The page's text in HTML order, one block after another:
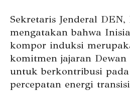
Sekretaris Jenderal DEN,
mengatakan bahwa
kompor induksi
komitmen jajaran
untuk berkontribusi
percepatan energi